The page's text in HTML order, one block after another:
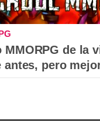
MMORPG de la
antes, pero